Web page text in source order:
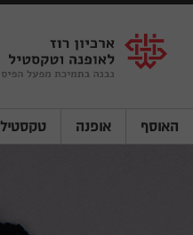
Shenkar
Logo
האוסף אופנה טקסטיל